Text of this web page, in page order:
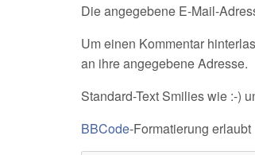
Die angegebene E-Mail-
Um einen Kommentar
an ihre angegebene Adresse.
Standard-Text Smilies wie :-)
BBCode-Formatierung erlaubt